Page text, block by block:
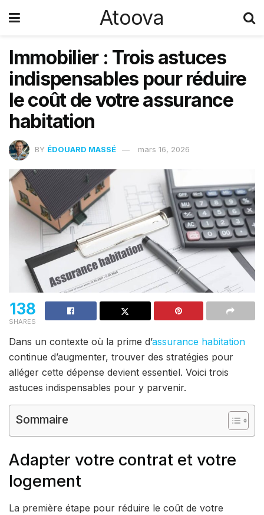
Atoova
Immobilier : Trois astuces
indispensables pour réduire
le coût de votre assurance
habitation
BY ÉDOUARD MASSÉ mars 16, 2026
138
SHARES
Dans un contexte où la prime d’assurance habitation
continue d’augmenter, trouver des stratégies pour
alléger cette dépense devient essentiel. Voici trois
astuces indispensables pour y parvenir.
Sommaire
Adapter votre contrat et votre
logement
La première étape pour réduire le coût de votre